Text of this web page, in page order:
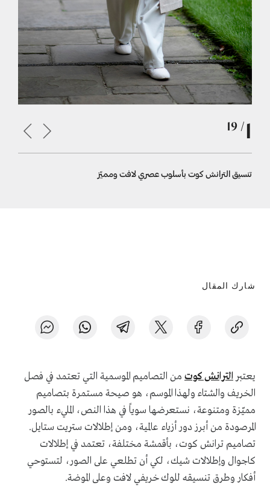
تنسيق الترانش كوت بأسلوب عصري لافت ومميّز
شارك المقال
يعتبرالترانش كوتمن التصاميم الموسمية التي تعتمد في فصل
الخريف والشتاء ولهذا الموسم، هو صيحة مستمرة بتصاميم
مميّزة ومتنوعة، نستعرضها سوياً في هذا النص، المليء بالصور
المرصودة من أبرز دور أزياء عالمية، ومن إطلالات ستريت ستايل.
تصاميم ترانش كوت، بأقمشة مختلفة، تعتمد في إطلالات
كاجوال وإطلالات شيك، لكي أن تطلعي على الصور، لتستوحي
أفكار وطرق تنسيقه للوك خريفي لافت وعلى الموضة.